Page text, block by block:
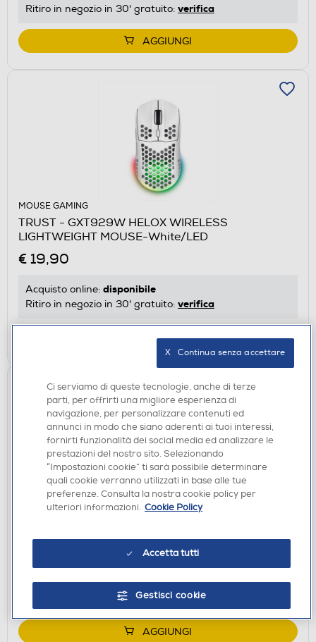
Ritiro in negozio in 30' gratuito: verifica
AGGIUNGI
MOUSE GAMING
TRUST - GXT929W HELOX WIRELESS
LIGHTWEIGHT MOUSE-White/LED
€ 19,90
Acquisto online: disponibile
Ritiro in negozio in 30' gratuito: verifica
AGGIUNGI
CUFFIE GAMING
Acquisto online:disponibile
Ritiro in negozio in 30' gratuito:verifica
AGGIUNGI
Ci serviamo di queste tecnologie, anche di terze
parti, per offrirti una migliore esperienza di
navigazione, per personalizzare contenuti ed
annunci in modo che siano aderenti ai tuoi interessi,
fornirti funzionalità dei social media ed analizzare le
prestazioni del nostro sito. Selezionando
“Impostazioni cookie” ti sarà possibile determinare
quali cookie verranno utilizzati in base alle tue
preferenze. Consulta la nostra cookie policy per
ulteriori informazioni. Cookie Policy
Accetta tutti
Gestisci cookie
X   Continua senza accettare